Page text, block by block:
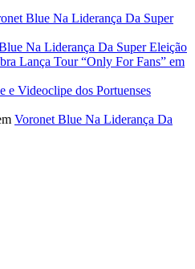
Blue Na Liderança Da Super
Na Liderança Da Super Eleição
Lança Tour “Only For Fans” em
e Videoclipe dos Portuenses
Voronet Blue Na Liderança Da